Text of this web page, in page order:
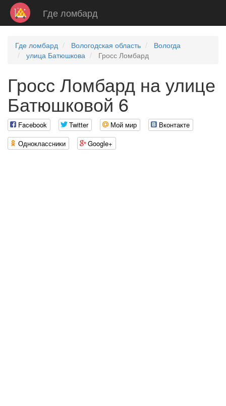
Где ломбард
Где ломбард Вологодская область
Вологда
улица Батюшкова
Гросс Ломбард
Гросс Ломбард на улице
Батюшковой 6
Facebook Twitter Мой мир
Вконтакте
Одноклассники
Google+